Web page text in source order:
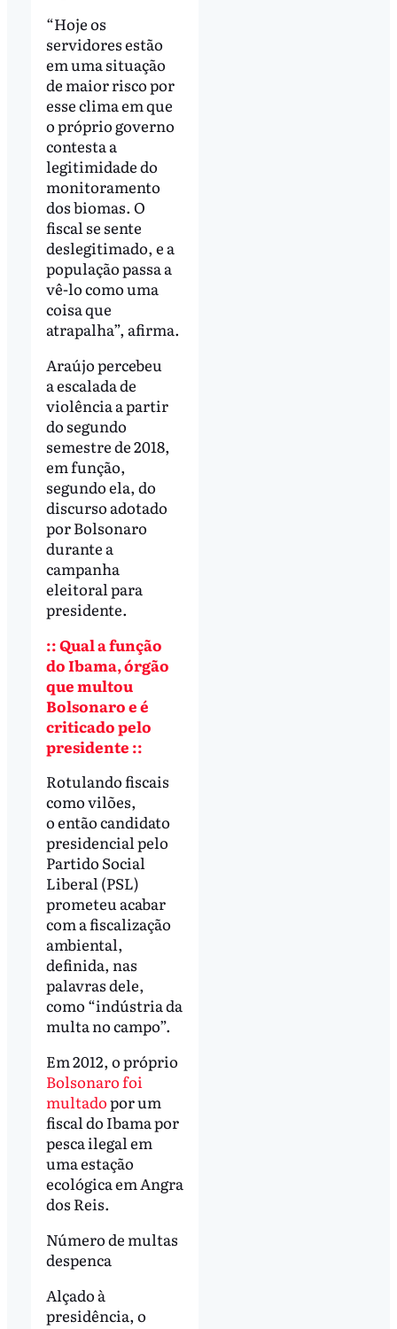
“Hoje os
servidores estão
em uma situação
de maior risco por
esse clima em que
o próprio governo
contesta a
legitimidade do
monitoramento
dos biomas. O
fiscal se sente
deslegitimado, e a
população passa a
vê-lo como uma
coisa que
atrapalha”, afirma.
Araújo percebeu
a escalada de
violência a partir
do segundo
semestre de 2018,
em função,
segundo ela, do
discurso adotado
por Bolsonaro
durante a
campanha
eleitoral para
presidente.
:: Qual a função
do Ibama, órgão
que multou
Bolsonaro e é
criticado pelo
presidente ::
Rotulando fiscais
como vilões,
o então candidato
presidencial pelo
Partido Social
Liberal (PSL)
prometeu acabar
com a fiscalização
ambiental,
definida, nas
palavras dele,
como “indústria da
multa no campo”.
Em 2012, o próprio
Bolsonaro foi
multadopor um
fiscal do Ibama por
pesca ilegal em
uma estação
ecológica em Angra
dos Reis.
Número de multas
despenca
Alçado à
presidência, o